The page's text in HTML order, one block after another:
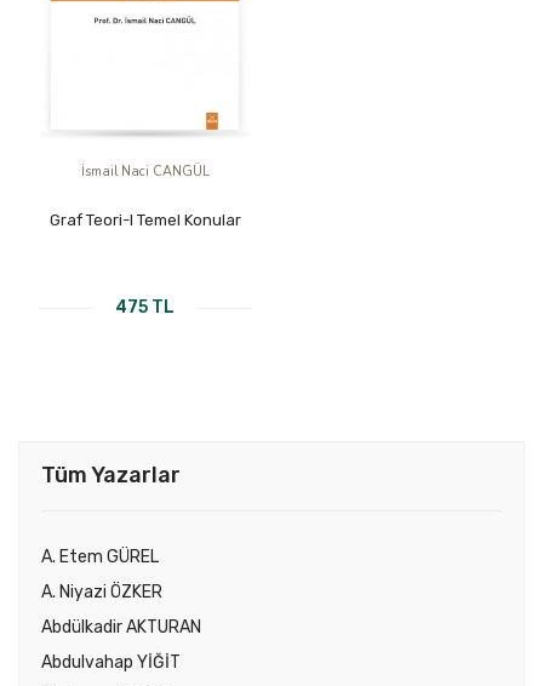
İsmail Naci CANGÜL
Graf Teori-I Temel Konular
475 TL
Tüm Yazarlar
A. Etem GÜREL
A. Niyazi ÖZKER
Abdülkadir AKTURAN
Abdulvahap YİĞİT